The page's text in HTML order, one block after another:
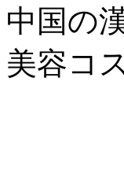
中国の
美容コ